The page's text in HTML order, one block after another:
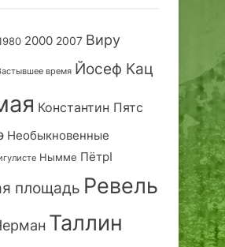
2000 2007 Виру
время Йосеф Кац
Константин Пятс
Необыкновенные
Нымме ПётрI
площадь Ревель
Таллин